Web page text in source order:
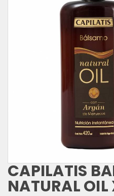
CAPILATIS
NATURAL